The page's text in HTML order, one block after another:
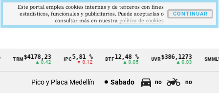
Cintillo
TRM$4178,23
▲ 0.42
5,81 %
▼ 0.12
DTF12,48 %
▲ 0.05
UVR$386,1273
▲ 0.03
SMMLV
Pico y Placa Medellín Sabado no no
Este portal emplea cookies internas y de terceros con fines
estadísticos, funcionales y publicitarios. Puede aceptarlas o
consultar más en nuestra politica de cookies
CONTINUAR